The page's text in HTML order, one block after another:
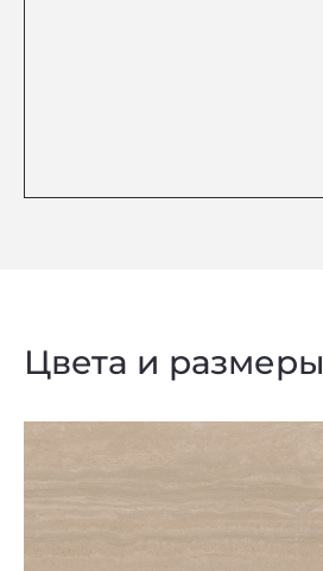
Цвета и размеры